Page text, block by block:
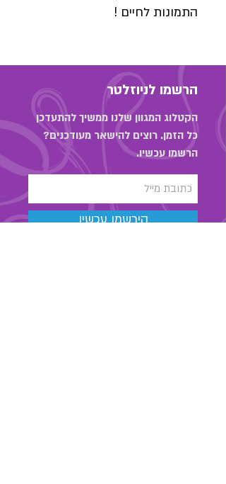
התמונות לחיים !
הרשמו לניוזלטר
הקטלוג המגוון שלנו ממשיך להתעדכן
כל הזמן. רוצים להישאר מעודכנים?
הרשמו עכשיו.
הירשמו עכשיו